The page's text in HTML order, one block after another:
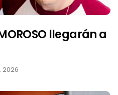
llegarán a
2026